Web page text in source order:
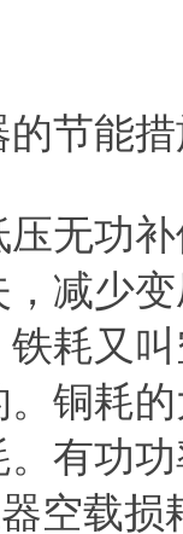
节能
无功
减少
耗又
铜耗
有功
空载